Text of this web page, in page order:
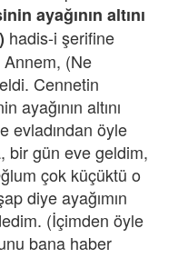
ayağının altını
hadis-i şerifine
Annem, (Ne
Cennetin
ayağının altını
evladından öyle
bir gün eve geldim,
çok küçüktü o
diye ayağımın
(İçimden öyle
bana haber